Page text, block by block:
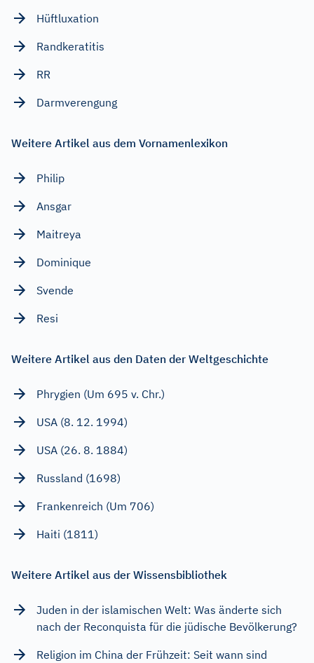
Hüftluxation
Randkeratitis
RR
Darmverengung
Weitere Artikel aus dem Vornamenlexikon
Philip
Ansgar
Maitreya
Dominique
Svende
Resi
Weitere Artikel aus den Daten der Weltgeschichte
Phrygien (Um 695 v. Chr.)
USA (8. 12. 1994)
USA (26. 8. 1884)
Russland (1698)
Frankenreich (Um 706)
Haiti (1811)
Weitere Artikel aus der Wissensbibliothek
Juden in der islamischen Welt: Was änderte sich
nach der Reconquista für die jüdische Bevölkerung?
Religion im China der Frühzeit: Seit wann sind